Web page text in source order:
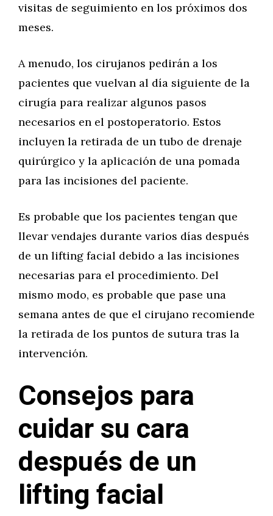
visitas de seguimiento en los próximos dos
meses.
A menudo, los cirujanos pedirán a los
pacientes que vuelvan al día siguiente de la
cirugía para realizar algunos pasos
necesarios en el postoperatorio. Estos
incluyen la retirada de un tubo de drenaje
quirúrgico y la aplicación de una pomada
para las incisiones del paciente.
Es probable que los pacientes tengan que
llevar vendajes durante varios días después
de un lifting facial debido a las incisiones
necesarias para el procedimiento. Del
mismo modo, es probable que pase una
semana antes de que el cirujano recomiende
la retirada de los puntos de sutura tras la
intervención.
Consejos para
cuidar su cara
después de un
lifting facial